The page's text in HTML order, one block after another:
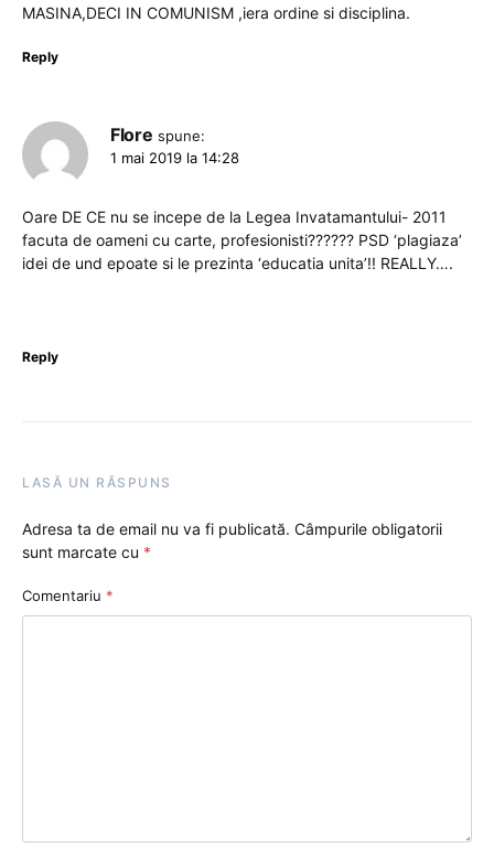
MASINA,DECI IN COMUNISM ,iera ordine si disciplina.
Reply
Flore spune:
1 mai 2019 la 14:28
Oare DE CE nu se incepe de la Legea Invatamantului- 2011
facuta de oameni cu carte, profesionisti?????? PSD ‘plagiaza’
idei de und epoate si le prezinta ‘educatia unita’!! REALLY….
Reply
LASĂ UN RĂSPUNS
Adresa ta de email nu va fi publicată. Câmpurile obligatorii
sunt marcate cu *
Comentariu *